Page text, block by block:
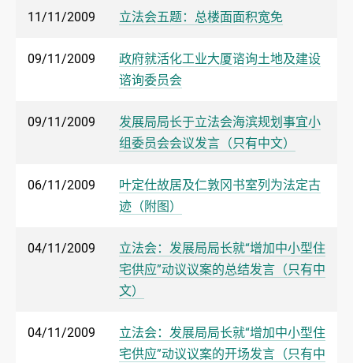
11/11/2009 立法会五题：总楼面面积宽免
09/11/2009
政府就活化工业大厦谘询土地及建设
谘询委员会
09/11/2009
发展局局长于立法会海滨规划事宜小
组委员会会议发言（只有中文）
06/11/2009
叶定仕故居及仁敦冈书室列为法定古
迹（附图）
04/11/2009
立法会：发展局局长就“增加中小型住
宅供应”动议议案的总结发言（只有中
文）
04/11/2009
立法会：发展局局长就“增加中小型住
宅供应”动议议案的开场发言（只有中